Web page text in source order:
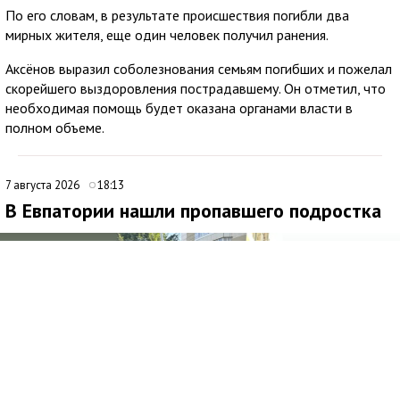
По его словам, в результате происшествия погибли два
мирных жителя, еще один человек получил ранения.
Аксёнов выразил соболезнования семьям погибших и пожелал
скорейшего выздоровления пострадавшему. Он отметил, что
необходимая помощь будет оказана органами власти в
полном объеме.
7 августа 2026 18:13
В Евпатории нашли пропавшего подростка